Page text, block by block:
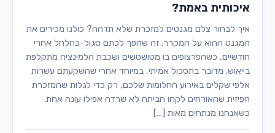
איכותית באמת?
איך לבחור צלם מגנטים למזכרת שלא תדהה? כולנו מכירים את
המגנט ההוא על המקרר. זה שהפך לכתם סגול-כחלחל אחרי
חודשיים, כשהפרצופים בו מטושטשים ושכבת הלמינציה מתקלפת
בייאוש. מדובר בתסכול אמיתי, במיוחד אחרי שהשקעתם עשרות
אלפי שקלים באירוע החלומות שלכם, רק כדי לגלות שהמזכרת
הפיזית שהאורחים לקחו הביתה לא שרדה אפילו עונה אחת.
כשאנחנו מנתחים מאות […]